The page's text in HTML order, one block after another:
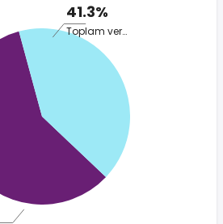
41.3%
Toplam vergi